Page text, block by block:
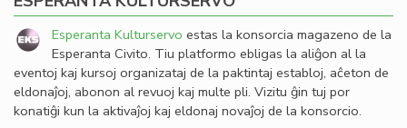
Esperanta Kulturservo estas la konsorcia magazeno de la
Esperanta Civito. Tiu platformo ebligas la aliĝon al la
eventoj kaj kursoj organizataj de la paktintaj establoj, aĉeton de
eldonaĵoj, abonon al revuoj kaj multe pli. Vizitu ĝin tuj por
konatiĝi kun la aktivaĵoj kaj eldonaj novaĵoj de la konsorcio.